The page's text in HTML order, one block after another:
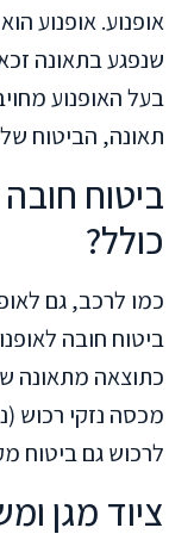
אופנוע. אופנוע
שנפגע בתאונה
בעל האופנוע
תאונה, הביטוח
ביטוח
כולל?
כמו לרכב, גם
ביטוח חובה
כתוצאה מתאונה
מכסה נזקי רכוש
לרכוש גם ביטוח
ציוד מגן